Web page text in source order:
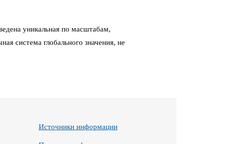
уникальная по масштабам,
система глобального значения, не
Источники информации